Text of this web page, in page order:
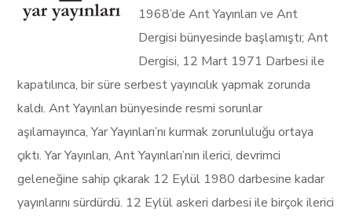
1968’de Ant Yayınları ve Ant
Dergisi bünyesinde başlamıştı; Ant
Dergisi, 12 Mart 1971 Darbesi ile
kapatılınca, bir süre serbest yayıncılık yapmak zorunda
kaldı. Ant Yayınları bünyesinde resmi sorunlar
aşılamayınca, Yar Yayınları’nı kurmak zorunluluğu ortaya
çıktı. Yar Yayınları, Ant Yayınları’nın ilerici, devrimci
geleneğine sahip çıkarak 12 Eylül 1980 darbesine kadar
yayınlarını sürdürdü. 12 Eylül askeri darbesi ile birçok ilerici